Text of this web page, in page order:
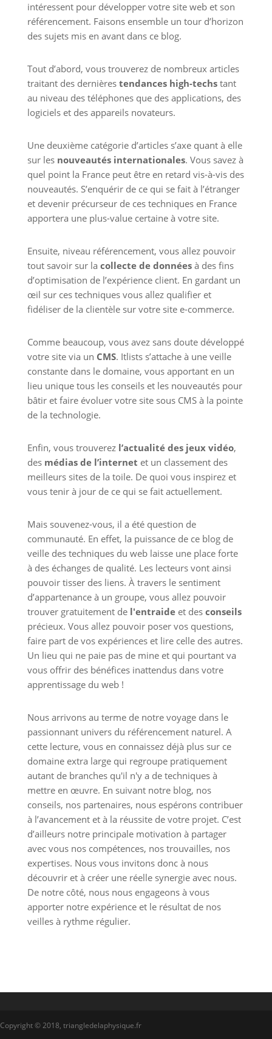
intéressent pour développer votre site web et son
référencement. Faisons ensemble un tour d’horizon
des sujets mis en avant dans ce blog.
Tout d’abord, vous trouverez de nombreux articles
traitant des dernières tendances high-techstant
au niveau des téléphones que des applications, des
logiciels et des appareils novateurs.
Une deuxième catégorie d’articles s’axe quant à elle
sur les nouveautés internationales. Vous savez à
quel point la France peut être en retard vis-à-vis des
nouveautés. S’enquérir de ce qui se fait à l’étranger
et devenir précurseur de ces techniques en France
apportera une plus-value certaine à votre site.
Ensuite, niveau référencement, vous allez pouvoir
tout savoir sur la collecte de donnéesà des fins
d’optimisation de l’expérience client. En gardant un
œil sur ces techniques vous allez qualifier et
fidéliser de la clientèle sur votre site e-commerce.
Comme beaucoup, vous avez sans doute développé
votre site via un CMS. Itlists s’attache à une veille
constante dans le domaine, vous apportant en un
lieu unique tous les conseils et les nouveautés pour
bâtir et faire évoluer votre site sous CMS à la pointe
de la technologie.
Enfin, vous trouverez l’actualité des jeux vidéo,
des médias de l’internet et un classement des
meilleurs sites de la toile. De quoi vous inspirez et
vous tenir à jour de ce qui se fait actuellement.
Mais souvenez-vous, il a été question de
communauté. En effet, la puissance de ce blog de
veille des techniques du web laisse une place forte
à des échanges de qualité. Les lecteurs vont ainsi
pouvoir tisser des liens. À travers le sentiment
d’appartenance à un groupe, vous allez pouvoir
trouver gratuitement de l'entraideet des conseils
précieux. Vous allez pouvoir poser vos questions,
faire part de vos expériences et lire celle des autres.
Un lieu qui ne paie pas de mine et qui pourtant va
vous offrir des bénéfices inattendus dans votre
apprentissage du web !
Nous arrivons au terme de notre voyage dans le
passionnant univers du référencement naturel. A
cette lecture, vous en connaissez déjà plus sur ce
domaine extra large qui regroupe pratiquement
autant de branches qu'il n'y a de techniques à
mettre en œuvre. En suivant notre blog, nos
conseils, nos partenaires, nous espérons contribuer
à l’avancement et à la réussite de votre projet. C’est
d’ailleurs notre principale motivation à partager
avec vous nos compétences, nos trouvailles, nos
expertises. Nous vous invitons donc à nous
découvrir et à créer une réelle synergie avec nous.
De notre côté, nous nous engageons à vous
apporter notre expérience et le résultat de nos
veilles à rythme régulier.
Copyright © 2018, triangledelaphysique.fr